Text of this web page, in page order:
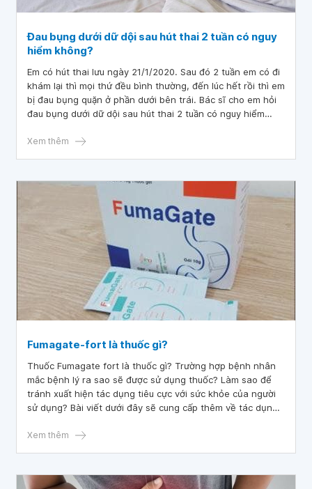
Đau bụng dưới dữ dội sau hút thai 2 tuần có nguy
hiểm không?
Em có hút thai lưu ngày 21/1/2020. Sau đó 2 tuần em có đi
khám lại thì mọi thứ đều bình thường, đến lúc hết rồi thì em
bị đau bụng quặn ở phần dưới bên trái. Bác sĩ cho em hỏi
đau bụng dưới dữ dội sau hút thai 2 tuần có nguy hiểm
Xem thêm
Fumagate-fort là thuốc gì?
Thuốc Fumagate fort là thuốc gì? Trường hợp bệnh nhân
mắc bệnh lý ra sao sẽ được sử dụng thuốc? Làm sao để
tránh xuất hiện tác dụng tiêu cực với sức khỏe của người
sử dụng? Bài viết dưới đây sẽ cung cấp thêm về tác dụng
Xem thêm